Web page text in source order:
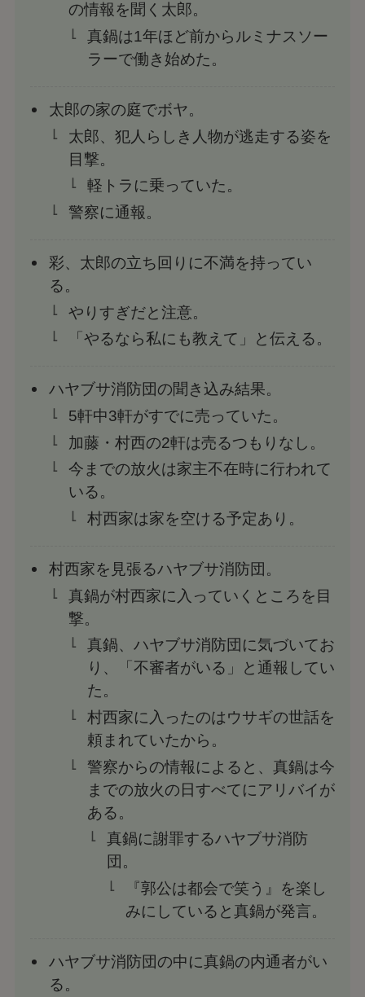
の情報を聞く太郎。
真鍋は1年ほど前からルミナスソー
ラーで働き始めた。
太郎の家の庭でボヤ。
太郎、犯人らしき人物が逃走する姿を
目撃。
軽トラに乗っていた。
警察に通報。
彩、太郎の立ち回りに不満を持ってい
る。
やりすぎだと注意。
「やるなら私にも教えて」と伝える。
ハヤブサ消防団の聞き込み結果。
5軒中3軒がすでに売っていた。
加藤・村西の2軒は売るつもりなし。
今までの放火は家主不在時に行われて
いる。
村西家は家を空ける予定あり。
村西家を見張るハヤブサ消防団。
真鍋が村西家に入っていくところを目
撃。
真鍋、ハヤブサ消防団に気づいてお
り、「不審者がいる」と通報してい
た。
村西家に入ったのはウサギの世話を
頼まれていたから。
警察からの情報によると、真鍋は今
までの放火の日すべてにアリバイが
ある。
真鍋に謝罪するハヤブサ消防
団。
『郭公は都会で笑う』を楽し
みにしていると真鍋が発言。
ハヤブサ消防団の中に真鍋の内通者がい
る。